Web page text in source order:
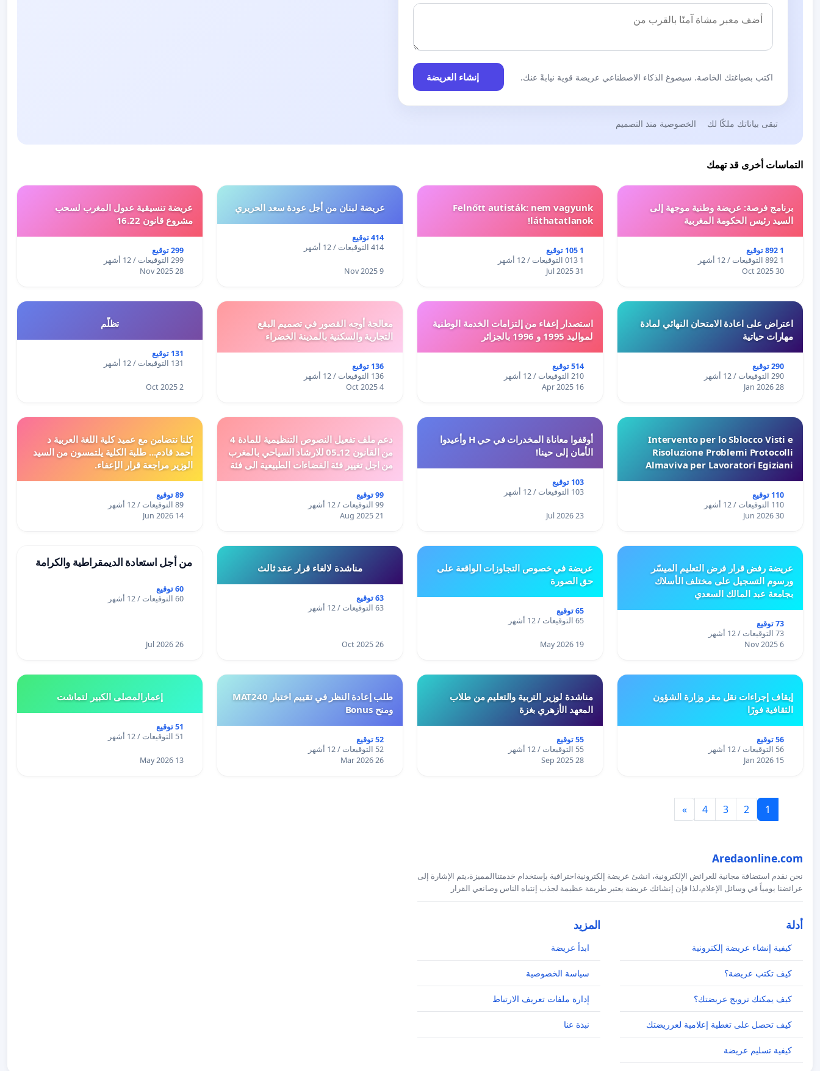
اكتب بصياغتك الخاصة. سيصوغ الذكاء الاصطناعي عريضة قوية نيابةً عنك. إنشاء العريضة
تبقى بياناتك ملكًا لك الخصوصية منذ التصميم
التماسات أخرى قد تهمك
برنامج فرصة: عريضة وطنية موجهة إلى
السيد رئيس الحكومة المغربية
1 892 توقيع
1 892 التوقيعات / 12 أشهر
30 Oct 2025
Felnőtt autisták: nem vagyunk
láthatatlanok!
1 105 توقيع
1 013 التوقيعات / 12 أشهر
31 Jul 2025
عريضة لبنان من أجل عودة سعد الحريري
414 توقيع
414 التوقيعات / 12 أشهر
9 Nov 2025
عريضة تنسيقية عدول المغرب لسحب
مشروع قانون 16.22
299 توقيع
299 التوقيعات / 12 أشهر
28 Nov 2025
اعتراض على اعادة الامتحان النهائي لمادة
مهارات حياتية
290 توقيع
290 التوقيعات / 12 أشهر
28 Jan 2026
استصدار إعفاء من إلتزامات الخدمة الوطنية
لمواليد 1995 و 1996 بالجزائر
514 توقيع
210 التوقيعات / 12 أشهر
16 Apr 2025
معالجة أوجه القصور في تصميم البقع
التجارية والسكنية بالمدينة الخضراء
136 توقيع
136 التوقيعات / 12 أشهر
4 Oct 2025
تظلّم
131 توقيع
131 التوقيعات / 12 أشهر
2 Oct 2025
Intervento per lo Sblocco Visti e
Risoluzione Problemi Protocolli
Almaviva per Lavoratori Egiziani
110 توقيع
110 التوقيعات / 12 أشهر
30 Jun 2026
أوقفوا معاناة المخدرات في حي H وأعيدوا
الأمان إلى حينا!
103 توقيع
103 التوقيعات / 12 أشهر
23 Jul 2026
دعم ملف تفعيل النصوص التنظيمية للمادة 4
من القانون 12ـ05 للارشاد السياحي بالمغرب
من اجل تغيير فئة الفضاءات الطبيعية الى فئة
99 توقيع
99 التوقيعات / 12 أشهر
21 Aug 2025
كلنا نتضامن مع عميد كلية اللغة العربية د
أحمد قادم... طلبة الكلية يلتمسون من السيد
الوزير مراجعة قرار الإعفاء.
89 توقيع
89 التوقيعات / 12 أشهر
14 Jun 2026
عريضة رفض قرار فرض التعليم الميسّر
ورسوم التسجيل على مختلف الأسلاك
بجامعة عبد المالك السعدي
73 توقيع
73 التوقيعات / 12 أشهر
6 Nov 2025
عريضة في خصوص التجاوزات الواقعة على
حق الصورة
65 توقيع
65 التوقيعات / 12 أشهر
19 May 2026
مناشدة لالغاء قرار عقد ثالث
63 توقيع
63 التوقيعات / 12 أشهر
26 Oct 2025
من أجل استعادة الديمقراطية والكرامة
60 توقيع
60 التوقيعات / 12 أشهر
26 Jul 2026
إيقاف إجراءات نقل مقر وزارة الشؤون
الثقافية فورًا
56 توقيع
56 التوقيعات / 12 أشهر
15 Jan 2026
مناشدة لوزير التربية والتعليم من طلاب
المعهد الأزهري بغزة
55 توقيع
55 التوقيعات / 12 أشهر
28 Sep 2025
طلب إعادة النظر في تقييم اختبار MAT240
ومنح Bonus
52 توقيع
52 التوقيعات / 12 أشهر
26 Mar 2026
إعمارالمصلى الكبير لتماشت
51 توقيع
51 التوقيعات / 12 أشهر
13 May 2026
1
2
3
4
»
Aredaonline.com
نحن نقدم استضافة مجانية للعرائض الإلكترونية، انشئ عريضة إلكترونيةاحترافية بإستخدام خدمتناالمميزة،يتم الإشارة إلى
عرائضنا يومياً في وسائل الإعلام،لذا فإن إنشائك عريضة يعتبر طريقة عظيمة لجذب إنتباه الناس وصانعي القرار
أدلة
كيفية إنشاء عريضة إلكترونية
كيف تكتب عريضة؟
كيف يمكنك ترويج عريضتك؟
كيف تحصل على تغطية إعلامية لعرريضتك
كيفية تسليم عريضة
المزيد
ابدأ عريضة
سياسة الخصوصية
إدارة ملفات تعريف الارتباط
نبذة عنا